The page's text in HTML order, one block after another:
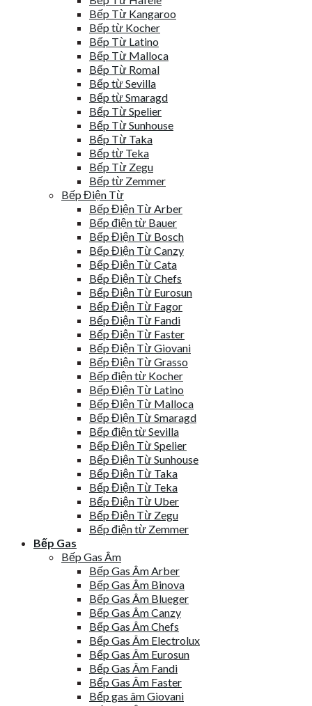
Bếp Từ Kangaroo
Bếp từ Kocher
Bếp Từ Latino
Bếp Từ Malloca
Bếp Từ Romal
Bếp từ Sevilla
Bếp từ Smaragd
Bếp Từ Spelier
Bếp Từ Sunhouse
Bếp Từ Taka
Bếp từ Teka
Bếp Từ Zegu
Bếp từ Zemmer
Bếp Điện Từ
Bếp Điện Từ Arber
Bếp điện từ Bauer
Bếp Điện Từ Bosch
Bếp Điện Từ Canzy
Bếp Điện Từ Cata
Bếp Điện Từ Chefs
Bếp Điện Từ Eurosun
Bếp Điện Từ Fagor
Bếp Điện Từ Fandi
Bếp Điện Từ Faster
Bếp Điện Từ Giovani
Bếp Điện Từ Grasso
Bếp điện từ Kocher
Bếp Điện Từ Latino
Bếp Điện Từ Malloca
Bếp Điện Từ Smaragd
Bếp điện từ Sevilla
Bếp Điện Từ Spelier
Bếp Điện Từ Sunhouse
Bếp Điện Từ Taka
Bếp Điện Từ Teka
Bếp Điện Từ Uber
Bếp Điện Từ Zegu
Bếp điện từ Zemmer
Bếp Gas
Bếp Gas Âm
Bếp Gas Âm Arber
Bếp Gas Âm Binova
Bếp Gas Âm Blueger
Bếp Gas Âm Canzy
Bếp Gas Âm Chefs
Bếp Gas Âm Electrolux
Bếp Gas Âm Eurosun
Bếp Gas Âm Fandi
Bếp Gas Âm Faster
Bếp gas âm Giovani